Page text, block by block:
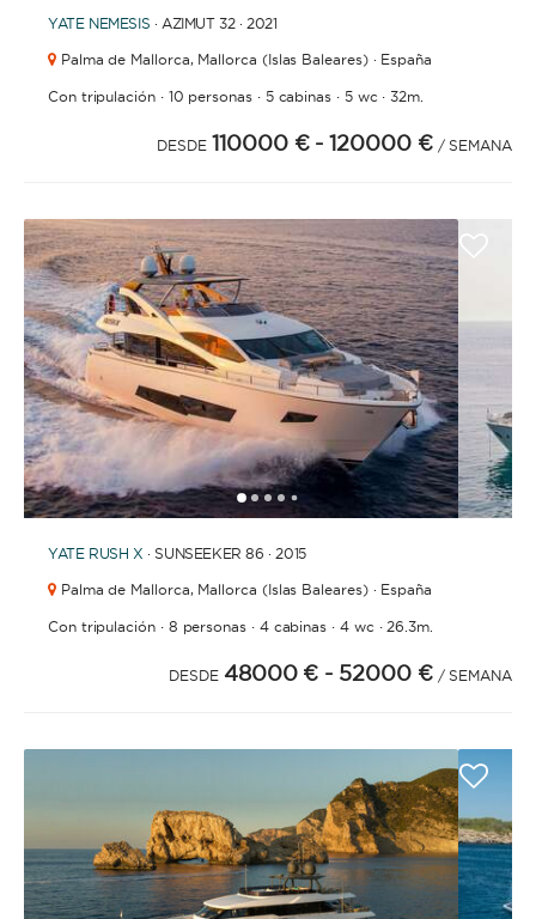
YATE NEMESIS · AZIMUT 32 · 2021
Palma de Mallorca, Mallorca (Islas Baleares) · España
Con tripulación· 10 personas· 5 cabinas · 5 wc·32m.
DESDE 110000 € - 120000 € / SEMANA
12345 7 10111213141516171819
YATE RUSH X · SUNSEEKER 86 · 2015
Palma de Mallorca, Mallorca (Islas Baleares) · España
Con tripulación· 8 personas· 4 cabinas · 4 wc· 26.3m.
DESDE 48000 € - 52000 € / SEMANA